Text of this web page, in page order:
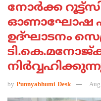
നോര്‍ക്ക
ഓണാഘോഷ
ഉദ്ഘാടനം
by Punnyabhumi Desk